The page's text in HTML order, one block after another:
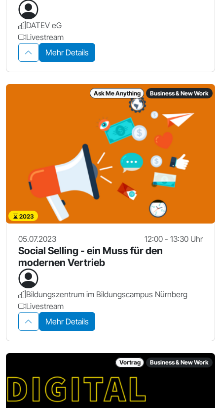
DATEV eG
Livestream
Mehr Details
Ask Me Anything Business & New Work
2023
05.07.2023 12:00 - 13:30 Uhr
Social Selling - ein Muss für den
modernen Vertrieb
Bildungszentrum im Bildungscampus Nürnberg
Livestream
Mehr Details
Vortrag Business & New Work